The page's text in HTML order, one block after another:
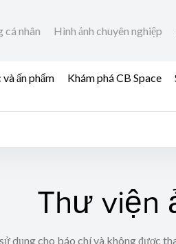
cá nhân Hình ảnh chuyên nghiệp
ấn phẩm Khám phá CB Space
Thư viện
dụng cho báo chí và không được